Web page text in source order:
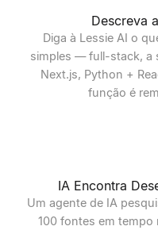
Descreva
Diga à Lessie AI o
simples — full-stack, a
Next.js, Python +
função é
IA Encontra
Um agente de IA
100 fontes em tempo